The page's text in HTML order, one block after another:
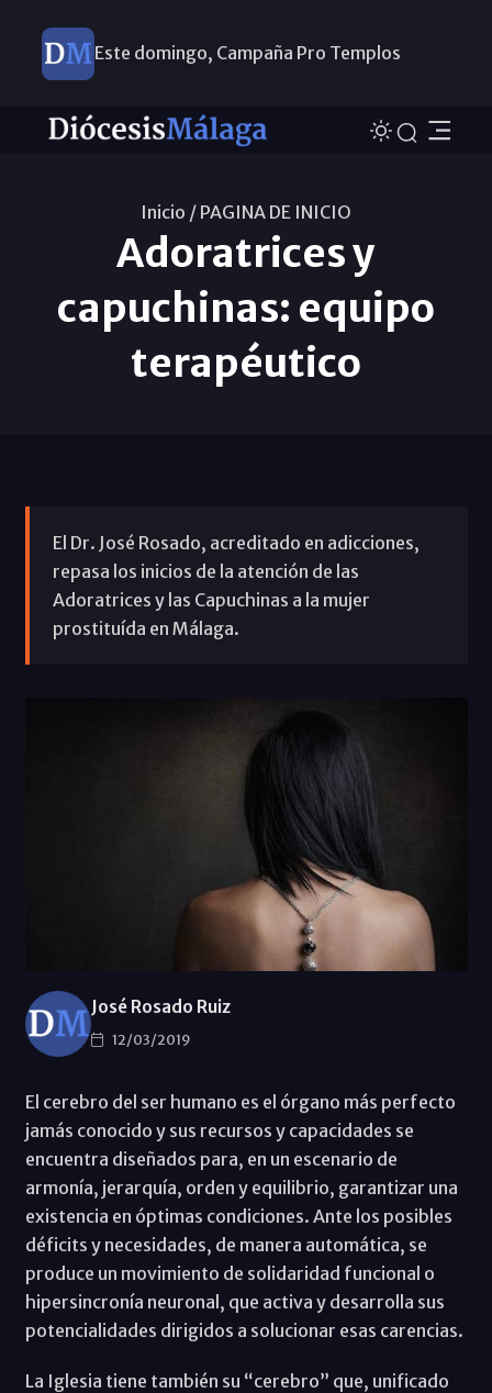
Este domingo, Campaña Pro Templos
Inicio / PAGINA DE INICIO
Adoratrices y
capuchinas: equipo
terapéutico
El Dr. José Rosado, acreditado en adicciones,
repasa los inicios de la atención de las
Adoratrices y las Capuchinas a la mujer
prostituída en Málaga.
José Rosado Ruiz
12/03/2019
El cerebro del ser humano es el órgano más perfecto
jamás conocido y sus recursos y capacidades se
encuentra diseñados para, en un escenario de
armonía, jerarquía, orden y equilibrio, garantizar una
existencia en óptimas condiciones. Ante los posibles
déficits y necesidades, de manera automática, se
produce un movimiento de solidaridad funcional o
hipersincronía neuronal, que activa y desarrolla sus
potencialidades dirigidos a solucionar esas carencias.
La Iglesia tiene también su “cerebro” que, unificado